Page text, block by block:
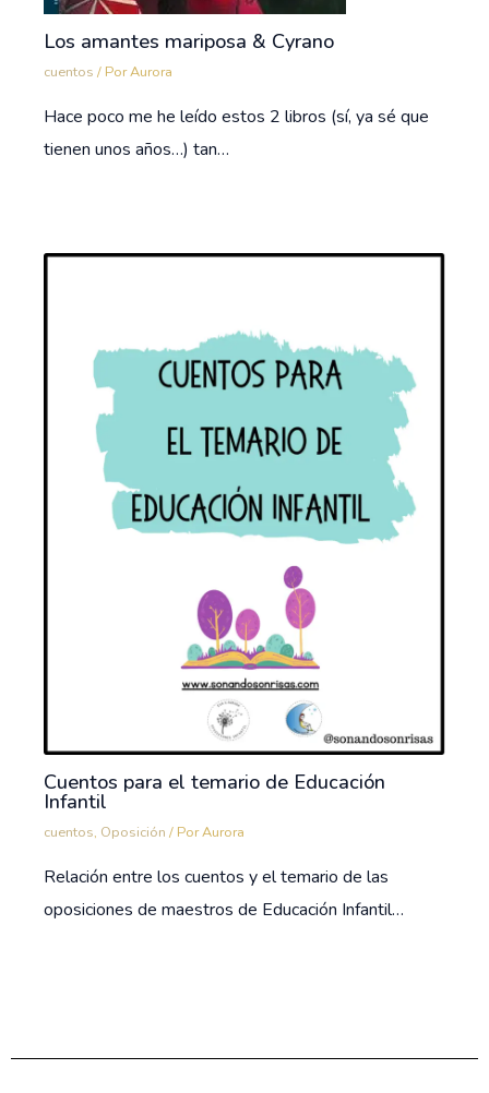
Los amantes mariposa & Cyrano
cuentos / PorAurora
Hace poco me he leído estos 2 libros (sí, ya sé que
tienen unos años…) tan…
Cuentos para el temario de Educación
Infantil
cuentos, Oposición / PorAurora
Relación entre los cuentos y el temario de las
oposiciones de maestros de Educación Infantil…